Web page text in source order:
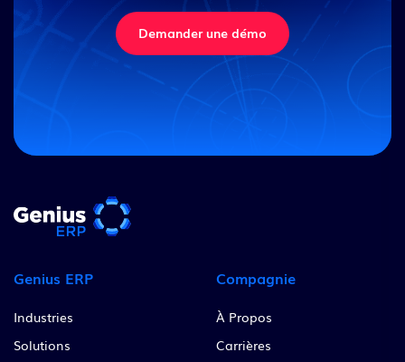
Demander une démo
Genius ERP
Industries
Solutions
Compagnie
À Propos
Carrières